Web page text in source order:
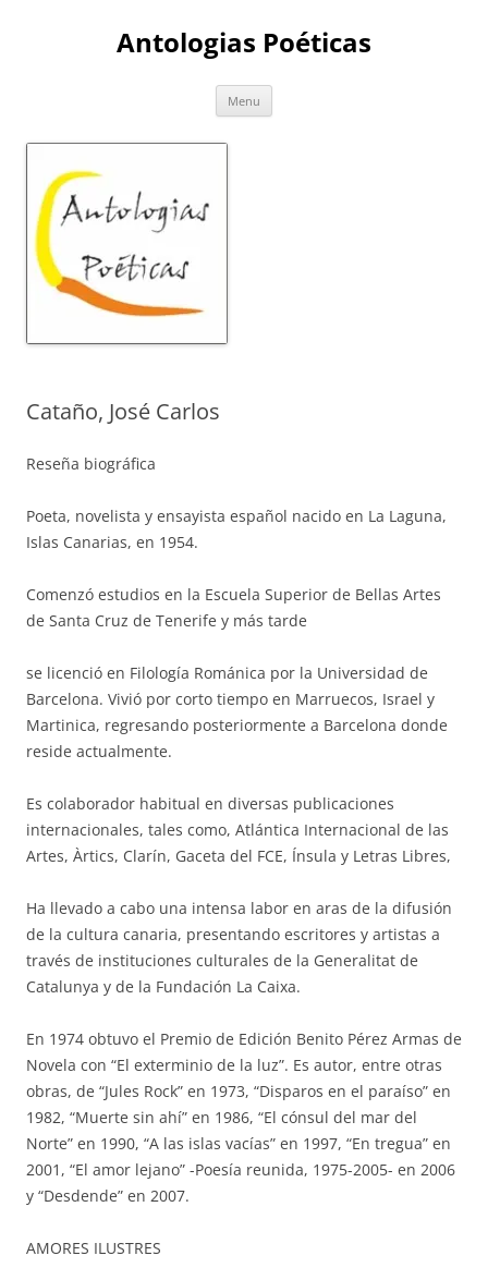
Antologias Poéticas
Menu
Cataño, José Carlos
Reseña biográfica
Poeta, novelista y ensayista español nacido en La Laguna,
Islas Canarias, en 1954.
Comenzó estudios en la Escuela Superior de Bellas Artes
de Santa Cruz de Tenerife y más tarde
se licenció en Filología Románica por la Universidad de
Barcelona. Vivió por corto tiempo en Marruecos, Israel y
Martinica, regresando posteriormente a Barcelona donde
reside actualmente.
Es colaborador habitual en diversas publicaciones
internacionales, tales como, Atlántica Internacional de las
Artes, Àrtics, Clarín, Gaceta del FCE, Ínsula y Letras Libres,
Ha llevado a cabo una intensa labor en aras de la difusión
de la cultura canaria, presentando escritores y artistas a
través de instituciones culturales de la Generalitat de
Catalunya y de la Fundación La Caixa.
En 1974 obtuvo el Premio de Edición Benito Pérez Armas de
Novela con “El exterminio de la luz”. Es autor, entre otras
obras, de “Jules Rock” en 1973, “Disparos en el paraíso” en
1982, “Muerte sin ahí” en 1986, “El cónsul del mar del
Norte” en 1990, “A las islas vacías” en 1997, “En tregua” en
2001, “El amor lejano” -Poesía reunida, 1975-2005- en 2006
y “Desdende” en 2007.
AMORES ILUSTRES